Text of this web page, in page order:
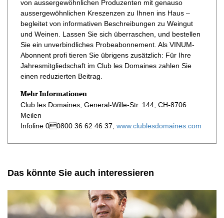
von aussergewöhnlichen Produzenten mit genauso
aussergewöhnlichen Kreszenzen zu Ihnen ins Haus –
begleitet von informativen Beschreibungen zu Weingut
und Weinen. Lassen Sie sich überraschen, und bestellen
Sie ein unverbindliches Probeabonnement. Als VINUM-
Abonnent profi tieren Sie übrigens zusätzlich: Für Ihre
Jahresmitgliedschaft im Club les Domaines zahlen Sie
einen reduzierten Beitrag.
Mehr Informationen
Club les Domaines, General-Wille-Str. 144, CH-8706
Meilen
Infoline 00800 36 62 46 37, www.clublesdomaines.com
Das könnte Sie auch interessieren